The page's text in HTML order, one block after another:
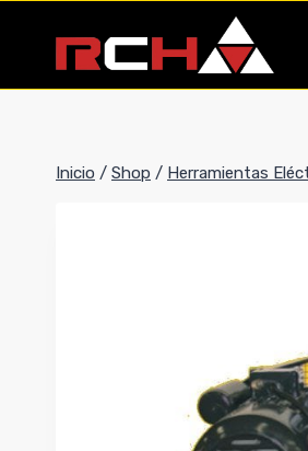
contenido
Inicio / Shop / Herramientas